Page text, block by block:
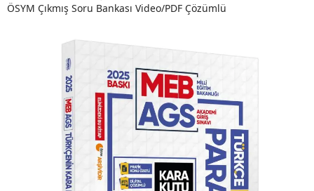
ÖSYM Çıkmış Soru Bankası Video/PDF Çözümlü